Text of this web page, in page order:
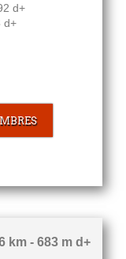
d+
d+
km - 683 m d+